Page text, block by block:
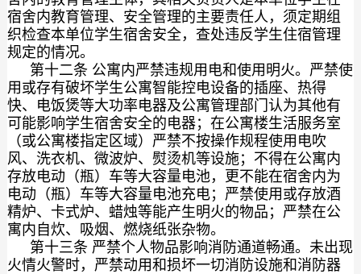
宿舍内教育管理、安全管理的主要责任人，须定期组
织检查本单位学生宿舍安全，查处违反学生住宿管理
规定的情况。
第十二条 公寓内严禁违规用电和使用明火。严禁使
用或存有破坏学生公寓智能控电设备的插座、热得
快、电饭煲等大功率电器及公寓管理部门认为其他有
可能影响学生宿舍安全的电器；在公寓楼生活服务室
（或公寓楼指定区域）严禁不按操作规程使用电吹
风、洗衣机、微波炉、熨烫机等设施；不得在公寓内
存放电动（瓶）车等大容量电池，更不能在宿舍内为
电动（瓶）车等大容量电池充电；严禁使用或存放酒
精炉、卡式炉、蜡烛等能产生明火的物品；严禁在公
寓内自炊、吸烟、燃烧纸张杂物。
第十三条 严禁个人物品影响消防通道畅通。未出现
火情火警时，严禁动用和损坏一切消防设施和消防器